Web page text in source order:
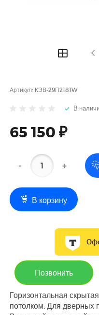
Артикул: КЭВ-29П2181W
В
65 150 ₽
- +
В корзину
Позвонить
Горизонтальная
потолком. Для дверных